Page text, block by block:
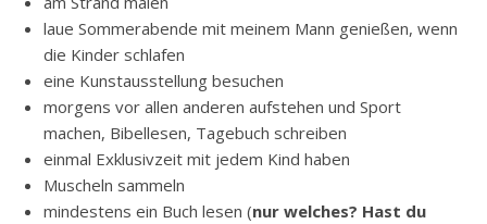
laue Sommerabende mit meinem Mann genießen, wenn
die Kinder schlafen
eine Kunstausstellung besuchen
morgens vor allen anderen aufstehen und Sport
machen, Bibellesen, Tagebuch schreiben
einmal Exklusivzeit mit jedem Kind haben
Muscheln sammeln
mindestens ein Buch lesen (nur welches? Hast du